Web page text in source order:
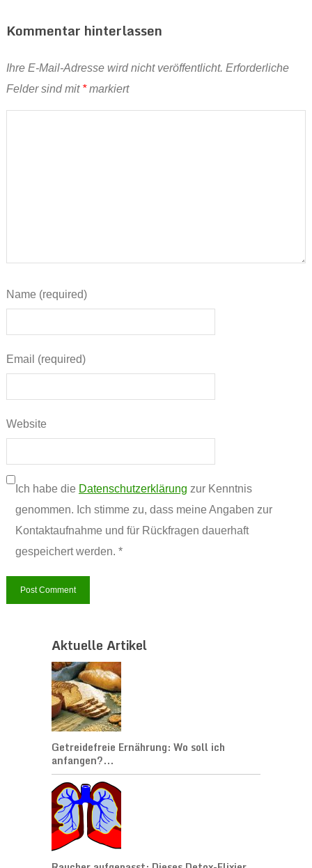
Kommentar hinterlassen
Ihre E-Mail-Adresse wird nicht veröffentlicht. Erforderliche
Felder sind mit *markiert
Name (required)
Email (required)
Website
Ich habe die Datenschutzerklärung zur Kenntnis
genommen. Ich stimme zu, dass meine Angaben zur
Kontaktaufnahme und für Rückfragen dauerhaft
gespeichert werden. *
Aktuelle Artikel
Getreidefreie Ernährung: Wo soll ich
anfangen?...